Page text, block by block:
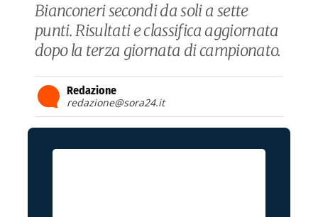
Bianconeri secondi da soli a sette
punti. Risultati e classifica aggiornata
dopo la terza giornata di campionato.
Redazione
redazione@sora24.it